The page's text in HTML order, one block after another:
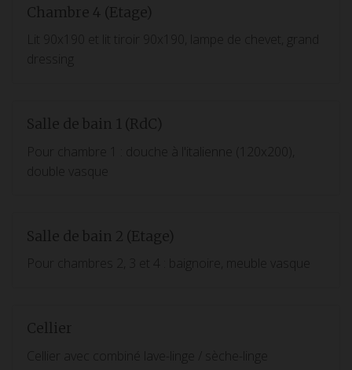
Chambre 4 (Etage)
Lit 90x190 et lit tiroir 90x190, lampe de chevet, grand
dressing
Salle de bain 1 (RdC)
Pour chambre 1 : douche à l'italienne (120x200),
Salle de bain 2 (Etage)
Pour chambres 2, 3 et 4 : baignoire, meuble vasque
Cellier
Cellier avec combiné lave-linge / sèche-linge